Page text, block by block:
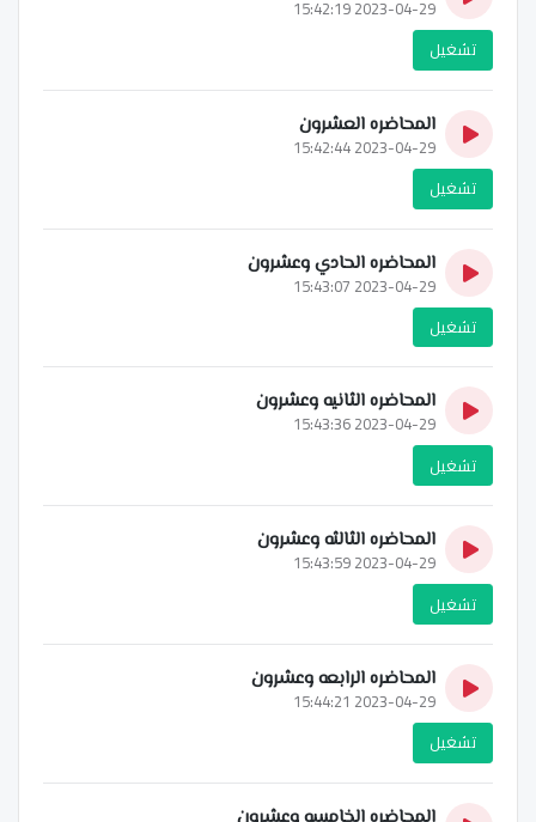
2023-04-29 15:42:19
تشغيل
المحاضره العشرون
2023-04-29 15:42:44
تشغيل
المحاضره الحادي وعشرون
2023-04-29 15:43:07
تشغيل
المحاضره الثانيه وعشرون
2023-04-29 15:43:36
تشغيل
المحاضره الثالثه وعشرون
2023-04-29 15:43:59
تشغيل
المحاضره الرابعه وعشرون
2023-04-29 15:44:21
تشغيل